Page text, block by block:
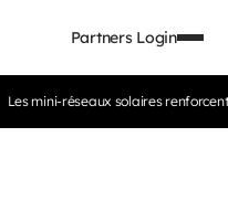
Partners Login
Les mini-réseaux solaires